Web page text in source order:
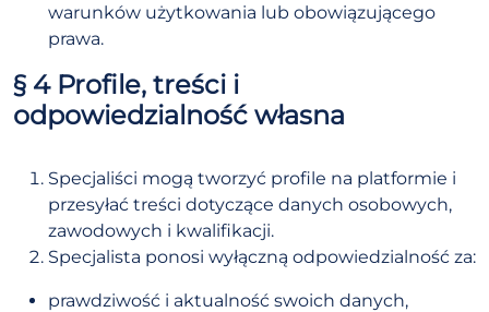
warunków użytkowania lub obowiązującego
prawa.
§ 4 Profile, treści i
odpowiedzialność własna
Specjaliści mogą tworzyć profile na platformie i
przesyłać treści dotyczące danych osobowych,
zawodowych i kwalifikacji.
Specjalista ponosi wyłączną odpowiedzialność za:
prawdziwość i aktualność swoich danych,